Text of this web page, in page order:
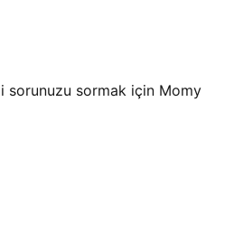
sorunuzu sormak için Momy